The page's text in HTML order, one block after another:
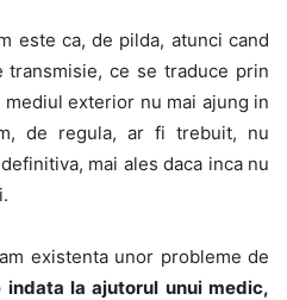
este ca, de pilda, atunci cand
ce se traduce prin
exterior nu mai ajung in
de regula, ar fi trebuit, nu
mai ales daca inca nu
existenta unor probleme de
la ajutorul unui medic,